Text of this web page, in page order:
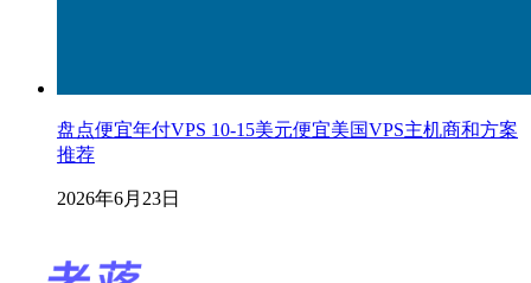
盘点便宜年付VPS 10-15美元便宜美国VPS主机商和方案
推荐
2026年6月23日